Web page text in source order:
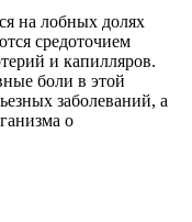
на лобных долях
средоточием
и капилляров.
боли в этой
заболеваний, а
о